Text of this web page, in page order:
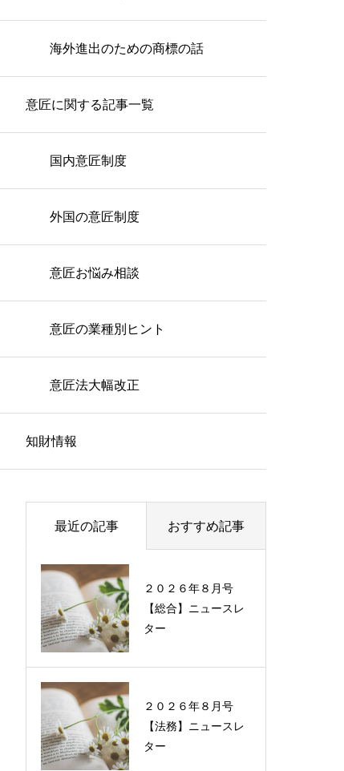
海外進出のための商標の話
意匠に関する記事一覧
国内意匠制度
外国の意匠制度
意匠お悩み相談
意匠の業種別ヒント
意匠法大幅改正
知財情報
最近の記事 おすすめ記事
２０２６年８月号
【総合】ニュースレ
ター
２０２６年８月号
【法務】ニュースレ
ター
過去に配信したニュ
ースレターの一覧